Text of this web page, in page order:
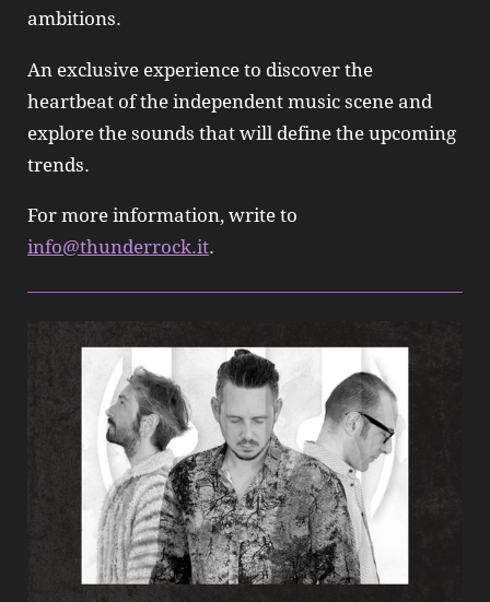
ambitions.
An exclusive experience to discover the
heartbeat of the independent music scene and
explore the sounds that will define the upcoming
trends.
For more information, write to
info@thunderrock.it.